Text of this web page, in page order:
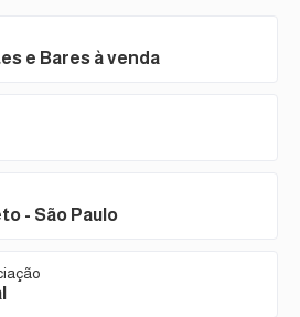
e Bares à venda
- São Paulo